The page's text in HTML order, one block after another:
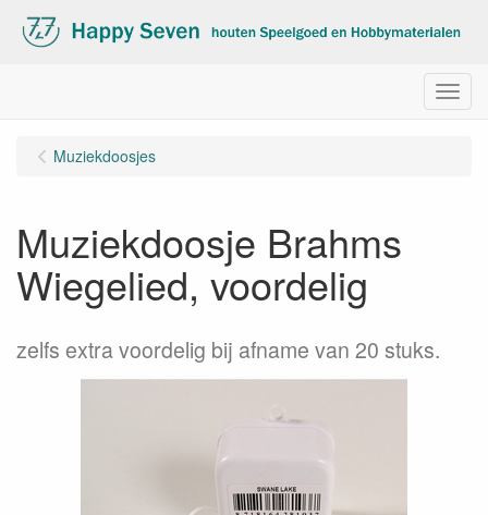
Menu
Muziekdoosjes
Muziekdoosje Brahms
Wiegelied, voordelig
zelfs extra voordelig bij afname van 20 stuks.